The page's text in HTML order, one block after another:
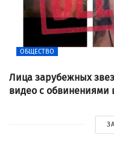
ОБЩЕСТВО
Лица зарубежных
видео с обвинениями